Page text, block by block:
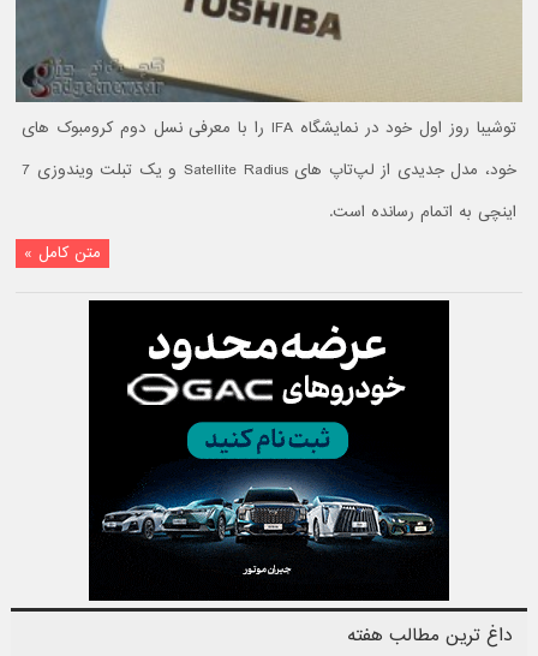
توشیبا روز اول خود در نمایشگاه IFA را با معرفی نسل دوم کرومبوک های
خود، مدل جدیدی از لپ‌تاپ های Satellite Radius و یک تبلت ویندوزی 7
اینچی به اتمام رسانده است.
متن کامل »
داغ ترین مطالب هفته